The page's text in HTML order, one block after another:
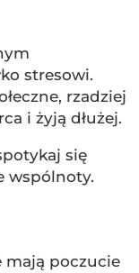
stresowi.
rzadziej
i żyją dłużej.
się
wspólnoty.
mają poczucie